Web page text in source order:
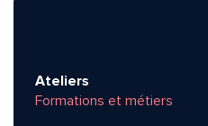
Ateliers
Formations et métiers